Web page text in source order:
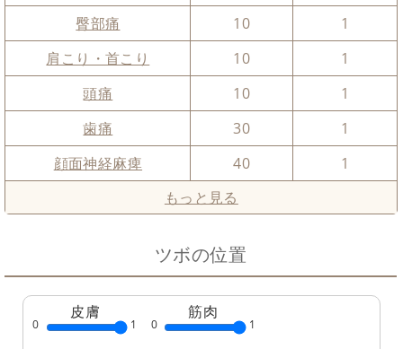
臀部痛
10
1
肩こり・首こり
10
1
頭痛
10
1
歯痛
30
1
顔面神経麻痺
40
1
もっと見る
ツボの位置
皮膚 筋肉